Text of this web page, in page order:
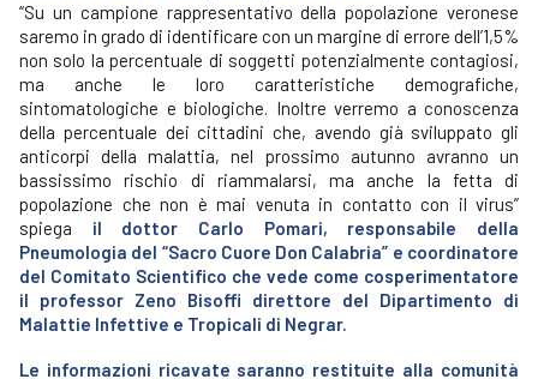
“Su un campione rappresentativo della popolazione veronese
saremo in grado di identificare con un margine di errore dell’1,5%
non solo la percentuale di soggetti potenzialmente contagiosi,
ma anche le loro caratteristiche demografiche,
sintomatologiche e biologiche. Inoltre verremo a conoscenza
della percentuale dei cittadini che, avendo già sviluppato gli
anticorpi della malattia, nel prossimo autunno avranno un
bassissimo rischio di riammalarsi, ma anche la fetta di
popolazione che non è mai venuta in contatto con il virus”
spiega il dottor Carlo Pomari, responsabile della
Pneumologia del “Sacro Cuore Don Calabria” e coordinatore
del Comitato Scientifico che vede come cosperimentatore
il professor Zeno Bisoffi direttore del Dipartimento di
Malattie Infettive e Tropicali di Negrar.
Le informazioni ricavate saranno restituite alla comunità